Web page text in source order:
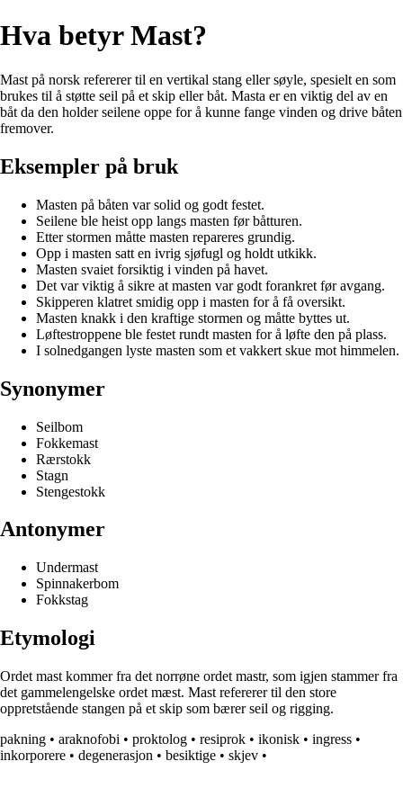
Hva betyr Mast?
Mast på norsk refererer til en vertikal stang eller søyle, spesielt en som
brukes til å støtte seil på et skip eller båt. Masta er en viktig del av en
båt da den holder seilene oppe for å kunne fange vinden og drive båten
fremover.
Eksempler på bruk
Masten på båten var solid og godt festet.
Seilene ble heist opp langs masten før båtturen.
Etter stormen måtte masten repareres grundig.
Opp i masten satt en ivrig sjøfugl og holdt utkikk.
Masten svaiet forsiktig i vinden på havet.
Det var viktig å sikre at masten var godt forankret før avgang.
Skipperen klatret smidig opp i masten for å få oversikt.
Masten knakk i den kraftige stormen og måtte byttes ut.
Løftestroppene ble festet rundt masten for å løfte den på plass.
I solnedgangen lyste masten som et vakkert skue mot himmelen.
Synonymer
Seilbom
Fokkemast
Rærstokk
Stagn
Stengestokk
Antonymer
Undermast
Spinnakerbom
Fokkstag
Etymologi
Ordet mast kommer fra det norrøne ordet mastr, som igjen stammer fra
det gammelengelske ordet mæst. Mast refererer til den store
oppretstående stangen på et skip som bærer seil og rigging.
pakning • araknofobi • proktolog • resiprok • ikonisk • ingress •
inkorporere • degenerasjon • besiktige • skjev •